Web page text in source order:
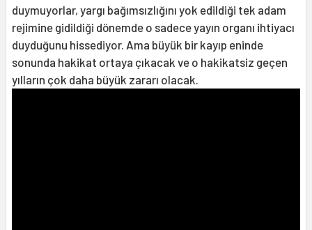
duymuyorlar, yargı bağımsızlığını yok edildiği tek adam
rejimine gidildiği dönemde o sadece yayın organı ihtiyacı
duyduğunu hissediyor. Ama büyük bir kayıp eninde
sonunda hakikat ortaya çıkacak ve o hakikatsiz geçen
yılların çok daha büyük zararı olacak.